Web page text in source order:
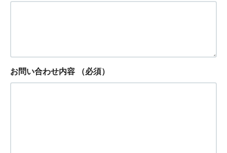
お問い合わせ内容 （必須）